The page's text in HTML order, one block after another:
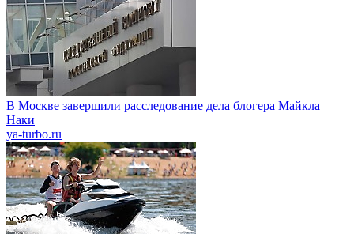
В Москве завершили расследование дела блогера Майкла
Наки
ya-turbo.ru